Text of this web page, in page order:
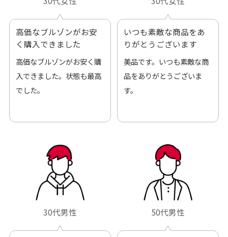
高価なブルゾンがお安
く購入できました
高価なブルゾンがお安く購
入できました。状態も最高
でした。
いつも素敵な商品をあ
りがとうございます
美品です。いつも素敵な商
品をありがとうございま
す。
30代男性 50代男性